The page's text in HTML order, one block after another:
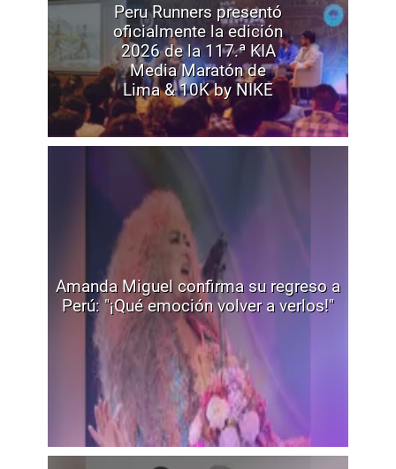
Peru Runners presentó
oficialmente la edición
2026 de la 117.ª KIA
Media Maratón de
Lima & 10K by NIKE
Amanda Miguel confirma su regreso a
Perú: "¡Qué emoción volver a verlos!"